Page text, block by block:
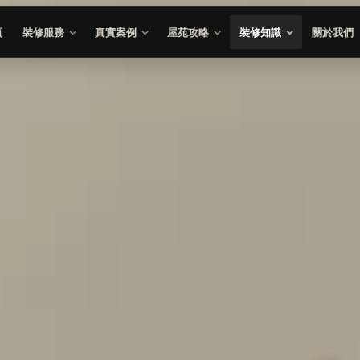
裝修服務 真實案例 屋苑攻略 裝修知識 關於我們